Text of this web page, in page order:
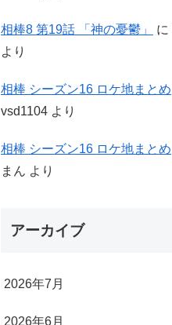
相棒8 第19話 「神の憂鬱」 に
より
相棒 シーズン16 ロケ地まとめ
vsd1104 より
相棒 シーズン16 ロケ地まとめ
まん より
アーカイブ
2026年7月
2026年6月